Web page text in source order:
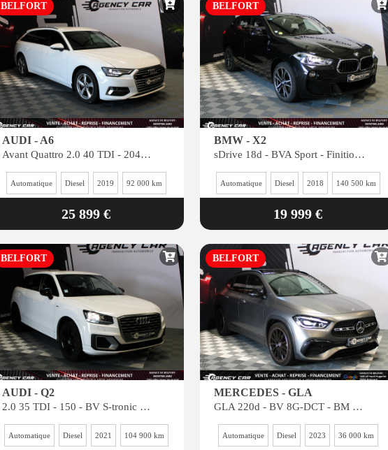
BELFORT
AUDI - A6
Avant Quattro 2.0 40 TDI - 204 chevaux - BV S-tronic - Business exécutive
Automatique Diesel 2019 92 000 km
25 899 €
BELFORT
BMW - X2
sDrive 18d - BVA Sport - Finition M Sport
Automatique Diesel 2018 140 500 km
19 999 €
BELFORT
AUDI - Q2
2.0 35 TDI - 150 - BV S-tronic S line PHASE 2
Automatique Diesel 2021 104 900 km
BELFORT
MERCEDES - GLA
GLA 220d - BV 8G-DCT - BM H247 AMG Line 4-Matic PHASE 1
Automatique Diesel 2023 36 000 km